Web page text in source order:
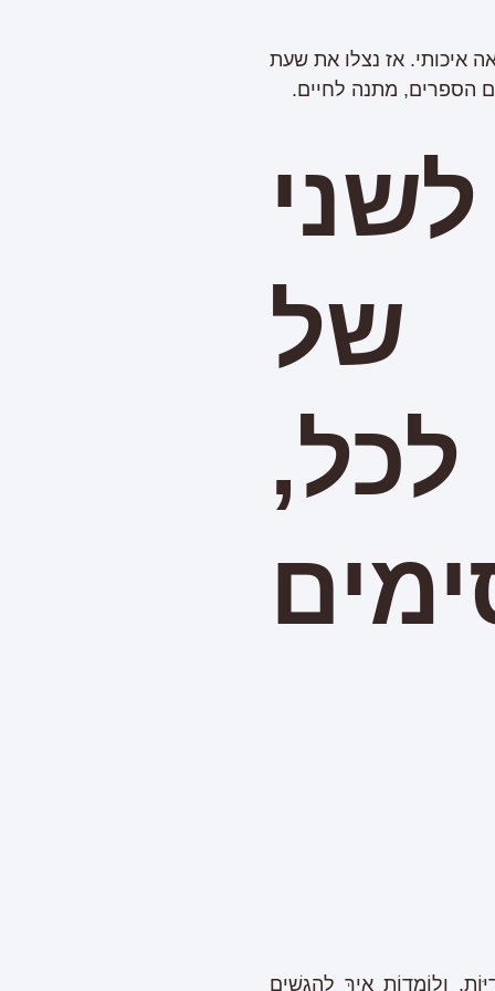
איכותי. אז נצלו את שעת
הספרים, מתנה לחיים.
של
וְלוֹמְדוֹת אֵיךְ לְהַגְשִׁים